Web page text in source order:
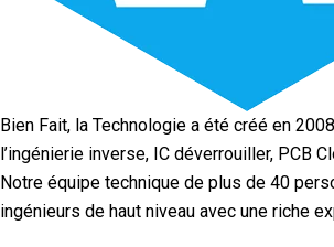
Bien Fait, la Technologie a été créé en
l’ingénierie inverse, IC déverrouiller, PCB
Notre équipe technique de plus de 40
ingénieurs de haut niveau avec une riche